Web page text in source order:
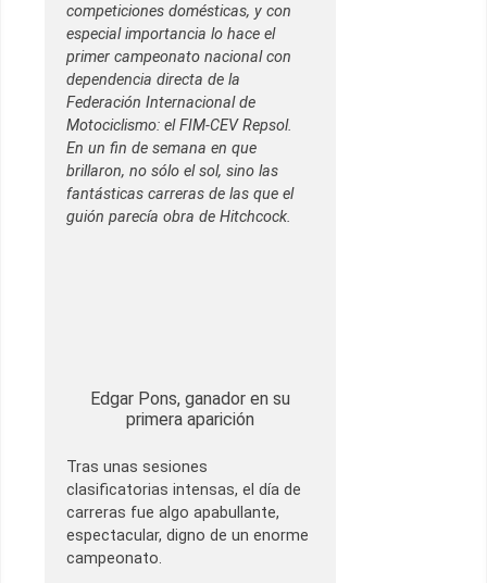
competiciones domésticas, y con
especial importancia lo hace el
primer campeonato nacional con
dependencia directa de la
Federación Internacional de
Motociclismo: el FIM-CEV Repsol.
En un fin de semana en que
brillaron, no sólo el sol, sino las
fantásticas carreras de las que el
guión parecía obra de Hitchcock.
Edgar Pons, ganador en su
primera aparición
Tras unas sesiones
clasificatorias intensas, el día de
carreras fue algo apabullante,
espectacular, digno de un enorme
campeonato.